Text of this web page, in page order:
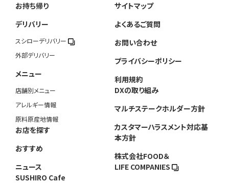
お持ち帰り
デリバリー
スシローデリバリー
外部デリバリー
メニュー
店舗別メニュー
アレルギー情報
原料原産地情報
お店を探す
おすすめ
ニュース
SUSHIRO Cafe
サイトマップ
よくあるご質問
お問い合わせ
プライバシーポリシー
利用規約
DXの取り組み
マルチステークホルダー方針
カスタマーハラスメント対応基
本方針
株式会社FOOD＆
LIFE COMPANIES